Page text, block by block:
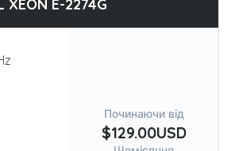
XEON E-2274G
Починаючи від
$129.00USD